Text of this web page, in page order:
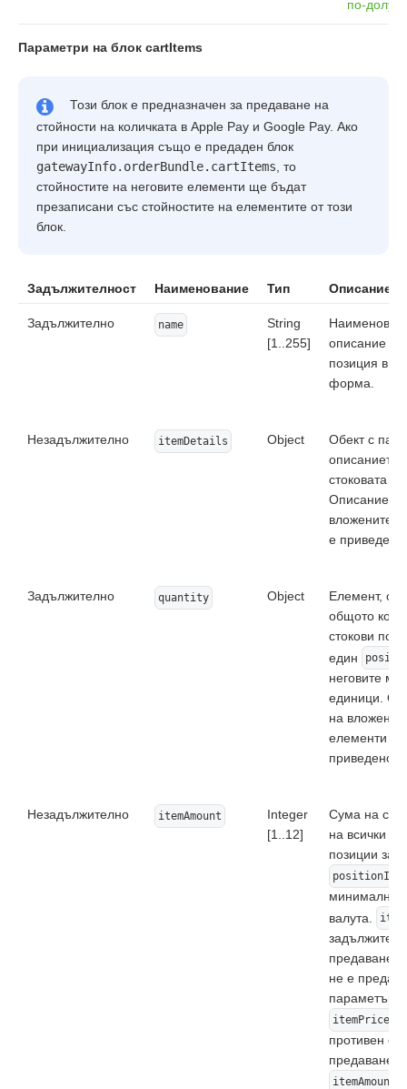
по-долу
Параметри на блок cartItems
Този блок е предназначен за предаване на
стойности на количката в Apple Pay и Google Pay. Ако
при инициализация също е предаден блок
gatewayInfo.orderBundle.cartItems , то
стойностите на неговите елементи ще бъдат
презаписани със стойностите на елементите от този
блок.
Задължителност Наименование Тип Описание
Задължително name
String
[1..255]
описание на
позиция в
форма.
Незадължително itemDetails Object
Обект с
описанието
стоковата
Описанието
вложените
е
Задължително quantity Object
Елемент,
общото
стокови
един
неговите
единици.
на
елементи е
приведено
Незадължително itemAmount
Integer
[1..12]
Сума на
на всички
позиции за
positionId
минимални
валута.
предаване,
не е
itemPrice
противен
itemAmount